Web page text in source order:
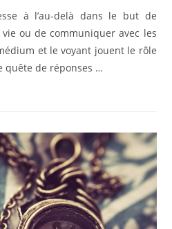
à l’au-delà dans le but de
ou de communiquer avec les
et le voyant jouent le rôle
quête de réponses …